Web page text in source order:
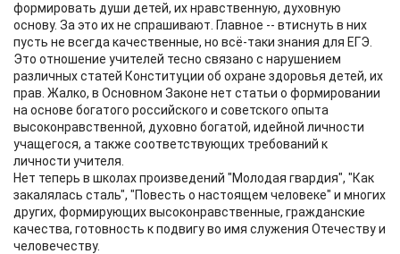
формировать души детей, их нравственную, духовную
основу. За это их не спрашивают. Главное -- втиснуть в них
пусть не всегда качественные, но всё-таки знания для ЕГЭ.
Это отношение учителей тесно связано с нарушением
различных статей Конституции об охране здоровья детей, их
прав. Жалко, в Основном Законе нет статьи о формировании
на основе богатого российского и советского опыта
высоконравственной, духовно богатой, идейной личности
учащегося, а также соответствующих требований к
личности учителя.
Нет теперь в школах произведений "Молодая гвардия", "Как
закалялась сталь", "Повесть о настоящем человеке" и многих
других, формирующих высоконравственные, гражданские
качества, готовность к подвигу во имя служения Отечеству и
человечеству.